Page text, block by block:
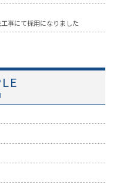
事にて採用になりました